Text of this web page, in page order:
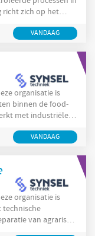
richt zich op het
Het bedrijf
VANDAAG
binnen de food-
met industriële
een
vragen
VANDAAG
technische
van agrarisch